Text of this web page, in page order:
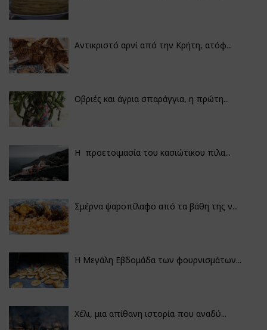
Αντικριστό αρνί από την Κρήτη, ατόφ...
Οβριές και άγρια σπαράγγια, η πρώτη...
Η προετοιμασία του κασιώτικου πιλα...
Σμέρνα ψαροπίλαφο από τα βάθη της ν...
Η Μεγάλη Εβδομάδα των φουρνισμάτων...
Χέλι, μια απίθανη ιστορία που αναδύ...